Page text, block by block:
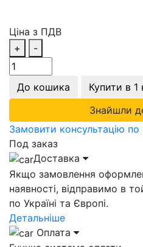
Ціна з ПДВ
+
-
До кошика
Купити в 1
Знайшли
Замовити консультацію по
Под заказ
Доставка
Якщо замовлення
наявності, відправимо в
по Україні та Європі.
Детальніше
Оплата